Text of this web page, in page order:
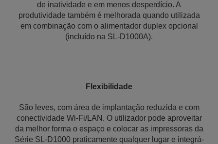
de inatividade e em menos desperdício. A
produtividade também é melhorada quando utilizada
em combinação com o alimentador duplex opcional
(incluído na SL-D1000A).
Flexibilidade
São leves, com área de implantação reduzida e com
conectividade Wi-Fi/LAN. O utilizador pode aproveitar
da melhor forma o espaço e colocar as impressoras da
Série SL-D1000 praticamente qualquer lugar e integrá-